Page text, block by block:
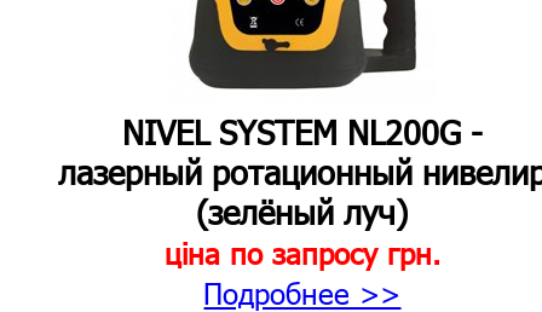
NIVEL SYSTEM NL200G -
лазерный ротационный
(зелёный луч)
ціна по запросугрн.
Подробнее >>